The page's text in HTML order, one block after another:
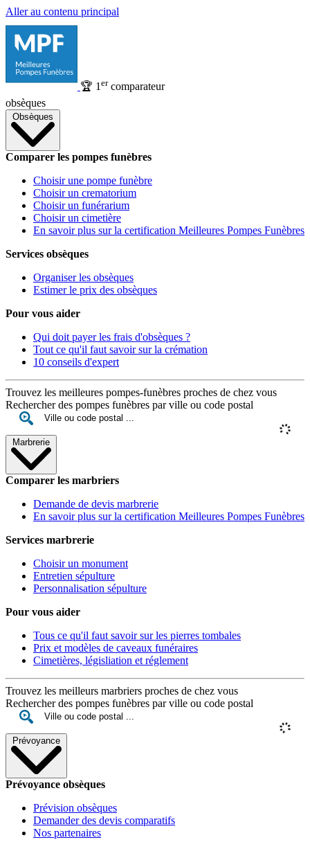
Aller au contenu principal
🏆 1 ercomparateur
obsèques
Obsèques
Comparer les pompes funèbres
Choisir une pompe funèbre
Choisir un crematorium
Choisir un funérarium
Choisir un cimetière
En savoir plus sur la certification Meilleures Pompes Funèbres
Services obsèques
Organiser les obsèques
Estimer le prix des obsèques
Pour vous aider
Qui doit payer les frais d'obsèques ?
Tout ce qu'il faut savoir sur la crémation
10 conseils d'expert
Trouvez les meilleures pompes-funèbres proches de chez vous
Rechercher des pompes funèbres par ville ou code postal
Marbrerie
Comparer les marbriers
Demande de devis marbrerie
En savoir plus sur la certification Meilleures Pompes Funèbres
Services marbrerie
Choisir un monument
Entretien sépulture
Personnalisation sépulture
Pour vous aider
Tous ce qu'il faut savoir sur les pierres tombales
Prix et modèles de caveaux funéraires
Cimetières, législiation et réglement
Trouvez les meilleurs marbriers proches de chez vous
Rechercher des pompes funèbres par ville ou code postal
Prévoyance
Prévoyance obsèques
Prévision obsèques
Demander des devis comparatifs
Nos partenaires